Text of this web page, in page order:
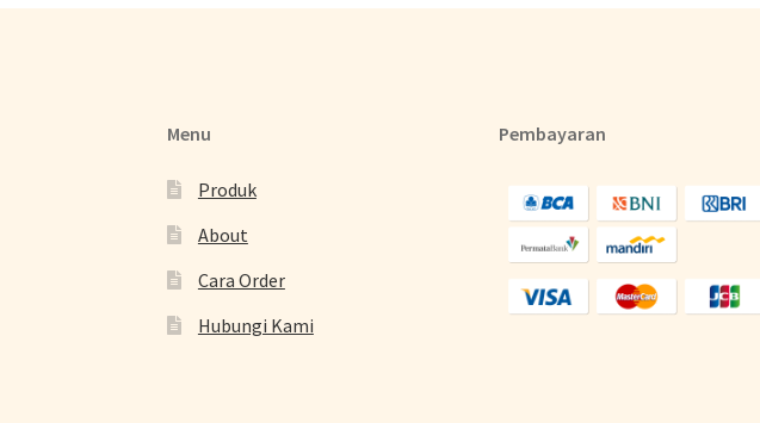
Menu
Produk
About
Cara Order
Hubungi Kami
Pembayaran